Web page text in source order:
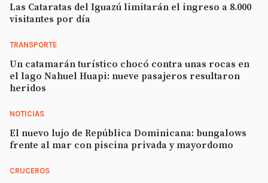
Las Cataratas del Iguazú limitarán el ingreso a 8.000
visitantes por día
TRANSPORTE
Un catamarán turístico chocó contra unas rocas en
el lago Nahuel Huapi: nueve pasajeros resultaron
heridos
NOTICIAS
El nuevo lujo de República Dominicana: bungalows
frente al mar con piscina privada y mayordomo
CRUCEROS